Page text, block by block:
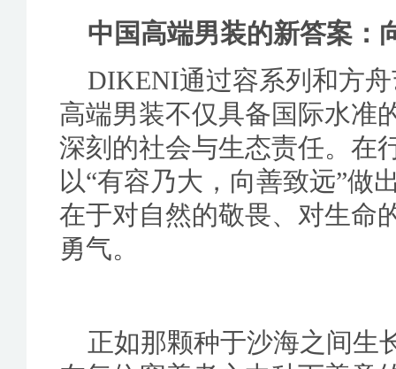
中国高端男装的新答案：
DIKENI通过容系列和方
高端男装不仅具备国际水准
深刻的社会与生态责任。在
以“有容乃大，向善致远”
在于对自然的敬畏、对生命
勇气。
正如那颗种于沙海之间生